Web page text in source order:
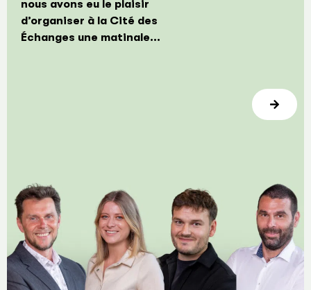
nous avons eu le plaisir
d’organiser à la Cité des
Échanges une matinale...